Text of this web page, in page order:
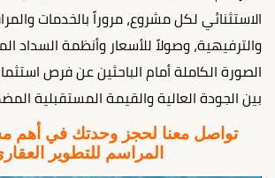
الاستثنائي لكل مشروع، مروراً بالخدمات
والترفيهية، وصولاً للأسعار وأنظمة السداد
الصورة الكاملة أمام الباحثين عن فرص
بين الجودة العالية والقيمة المستقبلية
تواصل معنا لحجز وحدتك في أهم
المراسم للتطوير